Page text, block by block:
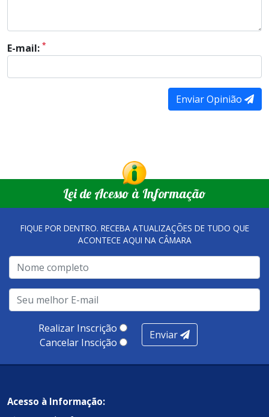
E-mail: *
Enviar Opinião
Lei de Acesso à Informação
FIQUE POR DENTRO. RECEBA ATUALIZAÇÕES DE TUDO QUE
ACONTECE AQUI NA CÂMARA
Realizar Inscrição
Cancelar Inscição
Enviar
Acesso à Informação: